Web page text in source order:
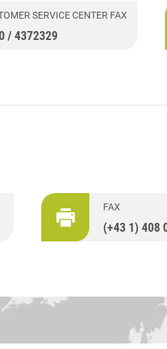
SERVICE CENTER FAX
/ 4372329
FAX
(+43 1) 408